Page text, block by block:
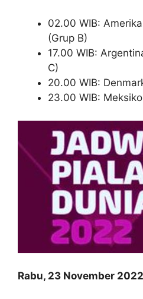
02.00 WIB:
(Grup B)
17.00 WIB:
C)
20.00 WIB:
23.00 WIB:
Rabu, 23 November 2022